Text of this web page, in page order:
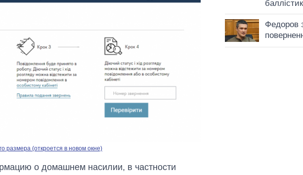
размера (откроется в новом окне)
о домашнем насилии, в частности